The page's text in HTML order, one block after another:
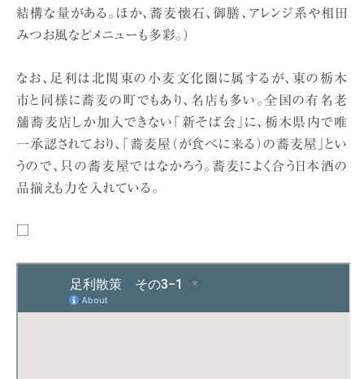
結構な量がある。ほか、蕎麦懐石、御膳、アレンジ系や相田
みつお風などメニューも多彩。）
なお、足利は北関東の小麦文化圏に属するが、東の栃木
市と同様に蕎麦の町でもあり、名店も多い。全国の有名老
舗蕎麦店しか加入できない「新そば会」に、栃木県内で唯
一承認されており、「蕎麦屋（が食べに来る）の蕎麦屋」とい
うので、只の蕎麦屋ではなかろう。蕎麦によく合う日本酒の
品揃えも力を入れている。